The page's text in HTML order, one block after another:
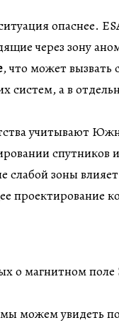
опаснее.
через зону
, что может вызвать
систем, а в
учитывают
спутников
зоны
проектирование
о магнитном поле
можем увидеть